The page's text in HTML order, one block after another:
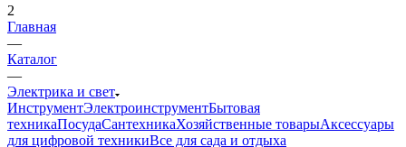
2
Главная
—
Каталог
—
Электрика и свет
ИнструментЭлектроинструментБытовая
техникаПосудаСантехникаХозяйственные товарыАксессуары
для цифровой техникиВсе для сада и отдыха